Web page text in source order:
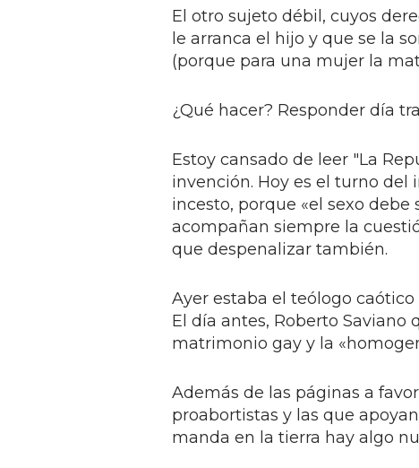
El otro sujeto débil, cuyos
le arranca el hijo y que se la
(porque para una mujer la
¿Qué hacer? Responder día
Estoy cansado de leer "La
invención. Hoy es el turno del
incesto, porque «el sexo
acompañan siempre la
que despenalizar también.
Ayer estaba el teólogo
El día antes, Roberto Saviano
matrimonio gay y la
Además de las páginas a
proabortistas y las que
manda en la tierra hay algo